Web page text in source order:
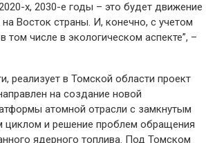
х, 2030-е годы – это будет движение
Восток страны. И, конечно, с учетом
том числе в экологическом аспекте”, –
реализует в Томской области проект
на создание новой
атомной отрасли с замкнутым
и решение проблем обращения
ядерного топлива. Под Томском